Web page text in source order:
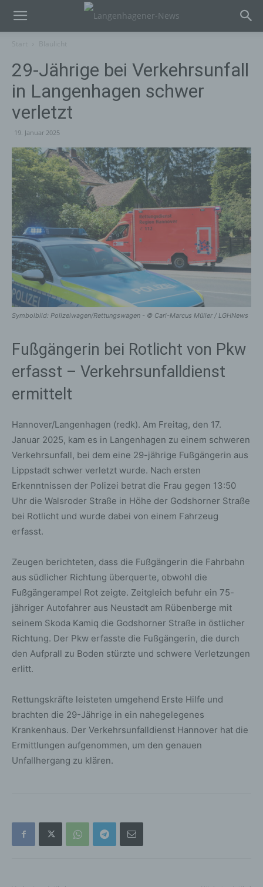
29-Jährige bei Verkehrsunfall
in Langenhagen schwer
verletzt
19. Januar 2025
Symbolbild: Polizeiwagen/Rettungswagen - © Carl-Marcus Müller / LGHNews
Fußgängerin bei Rotlicht von Pkw
erfasst – Verkehrsunfalldienst
ermittelt
Hannover/Langenhagen (redk). Am Freitag, den 17.
Januar 2025, kam es in Langenhagen zu einem schweren
Verkehrsunfall, bei dem eine 29-jährige Fußgängerin aus
Lippstadt schwer verletzt wurde. Nach ersten
Erkenntnissen der Polizei betrat die Frau gegen 13:50
Uhr die Walsroder Straße in Höhe der Godshorner Straße
bei Rotlicht und wurde dabei von einem Fahrzeug
erfasst.
Zeugen berichteten, dass die Fußgängerin die Fahrbahn
aus südlicher Richtung überquerte, obwohl die
Fußgängerampel Rot zeigte. Zeitgleich befuhr ein 75-
jähriger Autofahrer aus Neustadt am Rübenberge mit
seinem Skoda Kamiq die Godshorner Straße in östlicher
Richtung. Der Pkw erfasste die Fußgängerin, die durch
den Aufprall zu Boden stürzte und schwere Verletzungen
erlitt.
Rettungskräfte leisteten umgehend Erste Hilfe und
brachten die 29-Jährige in ein nahegelegenes
Krankenhaus. Der Verkehrsunfalldienst Hannover hat die
Ermittlungen aufgenommen, um den genauen
Unfallhergang zu klären.